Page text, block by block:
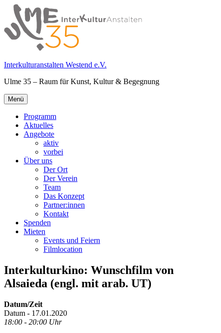
Springe
zum
Inhalt
Interkulturanstalten Westend e.V.
Ulme 35 – Raum für Kunst, Kultur & Begegnung
Primäres
Menü
Menü
Programm
Aktuelles
Angebote
aktiv
vorbei
Über uns
Der Ort
Der Verein
Team
Das Konzept
Partner:innen
Kontakt
Spenden
Mieten
Events und Feiern
Filmlocation
Interkulturkino: Wunschfilm von
Alsaieda (engl. mit arab. UT)
Datum/Zeit
Datum - 17.01.2020
18:00 - 20:00 Uhr